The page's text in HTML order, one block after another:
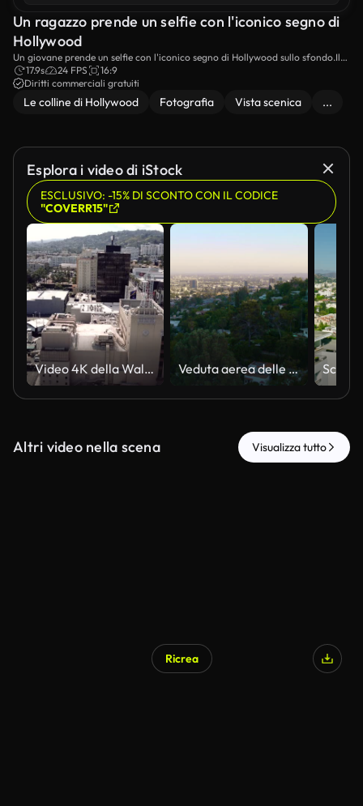
Un ragazzo prende un selfie con l'iconico segno di
Hollywood
Un giovane prende un selfie con l'iconico segno di Hollywood sullo sfondo.Il
momento cattura l'eccitazione e la gioia di visitare uno dei monumenti più
famosi del mondo.
17.9s 24 FPS
16:9
Diritti commerciali gratuiti
Le colline di Hollywood Fotografia Vista scenica ...
Esplora i video di iStock
ESCLUSIVO: -15% DI SCONTO CON IL CODICE
"COVERR15"
Video 4K della Walk of Fame di Hollywood durante la pandemia Veduta aerea delle case sulle colline di Hollywood a Hollywood, in California, all'ora d'oro
Altri video nella scena Visualizza tutto
Ricrea